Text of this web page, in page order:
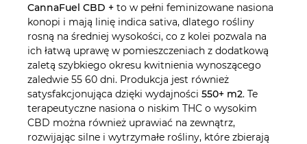
CannaFuel CBD + to w pełni feminizowane nasiona
konopi i mają linię indica sativa, dlatego rośliny
rosną na średniej wysokości, co z kolei pozwala na
ich łatwą uprawę w pomieszczeniach z dodatkową
zaletą szybkiego okresu kwitnienia wynoszącego
zaledwie 55 60 dni. Produkcja jest również
satysfakcjonująca dzięki wydajności 550+ m2. Te
terapeutyczne nasiona o niskim THC o wysokim
CBD można również uprawiać na zewnątrz,
rozwijając silne i wytrzymałe rośliny, które zbierają